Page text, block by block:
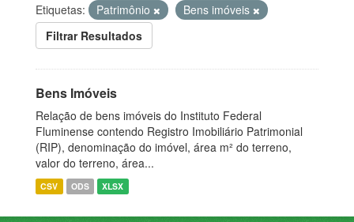
Etiquetas:
Patrimônio
Bens imóveis
Filtrar Resultados
Bens Imóveis
Relação de bens imóveis do Instituto Federal
Fluminense contendo Registro Imobiliário Patrimonial
(RIP), denominação do imóvel, área m² do terreno,
valor do terreno, área...
CSV ODS XLSX